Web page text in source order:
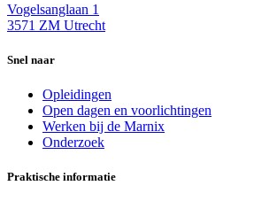
Vogelsanglaan 1
3571 ZM Utrecht
Snel naar
Opleidingen
Open dagen en voorlichtingen
Werken bij de Marnix
Onderzoek
Praktische informatie